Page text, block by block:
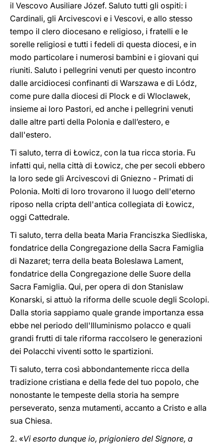
il Vescovo Ausiliare Józef. Saluto tutti gli ospiti: i
Cardinali, gli Arcivescovi e i Vescovi, e allo stesso
tempo il clero diocesano e religioso, i fratelli e le
sorelle religiosi e tutti i fedeli di questa diocesi, e in
modo particolare i numerosi bambini e i giovani qui
riuniti. Saluto i pellegrini venuti per questo incontro
dalle arcidiocesi confinanti di Warszawa e di Lódz,
come pure dalla diocesi di Plock e di Wloclawek,
insieme ai loro Pastori, ed anche i pellegrini venuti
dalle altre parti della Polonia e dall’estero, e
dall'estero.
Ti saluto, terra di Łowicz, con la tua ricca storia. Fu
infatti qui, nella città di Łowicz, che per secoli ebbero
la loro sede gli Arcivescovi di Gniezno - Primati di
Polonia. Molti di loro trovarono il luogo dell'eterno
riposo nella cripta dell'antica collegiata di Łowicz,
oggi Cattedrale.
Ti saluto, terra della beata Maria Franciszka Siedliska,
fondatrice della Congregazione della Sacra Famiglia
di Nazaret; terra della beata Boleslawa Lament,
fondatrice della Congregazione delle Suore della
Sacra Famiglia. Qui, per opera di don Stanislaw
Konarski, si attuò la riforma delle scuole degli Scolopi.
Dalla storia sappiamo quale grande importanza essa
ebbe nel periodo dell'Illuminismo polacco e quali
grandi frutti di tale riforma raccolsero le generazioni
dei Polacchi viventi sotto le spartizioni.
Ti saluto, terra così abbondantemente ricca della
tradizione cristiana e della fede del tuo popolo, che
nonostante le tempeste della storia ha sempre
perseverato, senza mutamenti, accanto a Cristo e alla
sua Chiesa.
2. «Vi esorto dunque io, prigioniero del Signore, a